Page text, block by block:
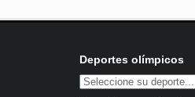
Deportes olímpicos